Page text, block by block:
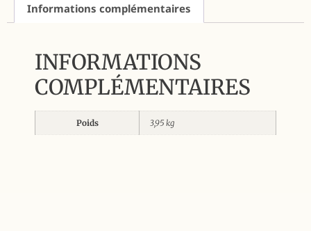
Informations complémentaires
INFORMATIONS
COMPLÉMENTAIRES
Poids 3,95 kg